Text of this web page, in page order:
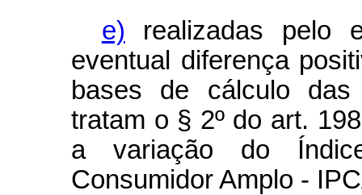
e) realizadas pelo
eventual diferença
bases de cálculo
tratam o § 2º do art.
a variação do
Consumidor Amplo -